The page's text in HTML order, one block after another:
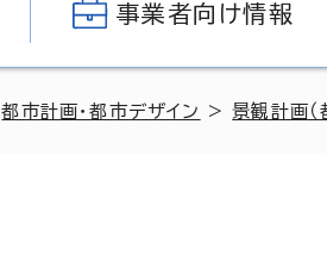
事業者向け情報
都市計画・都市デザイン >景観計画（